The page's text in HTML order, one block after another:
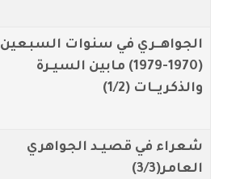
الجواهــري في سنوات السبعين
(1970-1979) مابين السيـرة
والذكريــات (1/2)
شعراء في قصيـد الجواهري
العامر(3/3)